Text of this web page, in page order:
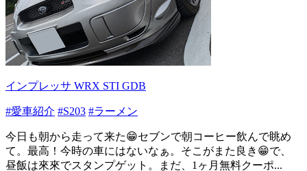
インプレッサ WRX STI GDB
#愛車紹介 #S203 #ラーメン
今日も朝から走って来た😁セブンで朝コーヒー飲んで眺め
て。最高！今時の車にはないなぁ。そこがまた良き😁で、
昼飯は來來でスタンプゲット。まだ、1ヶ月無料クーポ...